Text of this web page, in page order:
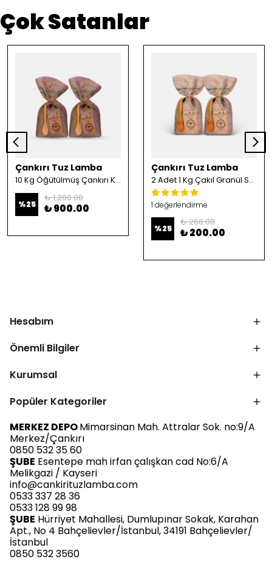
Çok Satanlar
Çankırı Tuz Lamba
10 Kg Öğütülmüş Çankırı Kristal Kaya Tuzu
%25
₺ 1,200.00
₺ 900.00
Çankırı Tuz Lamba
2 Adet 1 Kg Çakıl Granül Sofrada Öğütme Tuzu
1 değerlendirme
%25
₺ 266.00
₺ 200.00
Hesabım
Önemli Bilgiler
Kurumsal
Popüler Kategoriler
MERKEZ DEPOMimarsinan Mah. Attralar Sok. no:9/A
Merkez/Çankırı
0850 532 35 60
ŞUBE Esentepe mah irfan çalışkan cad No:6/A
Melikgazi / Kayseri
info@cankirituzlamba.com
0533 337 28 36
0533 128 99 98
ŞUBE Hürriyet Mahallesi, Dumlupınar Sokak, Karahan
Apt., No 4 Bahçelievler/İstanbul, 34191 Bahçelievler/
İstanbul
0850 532 3560